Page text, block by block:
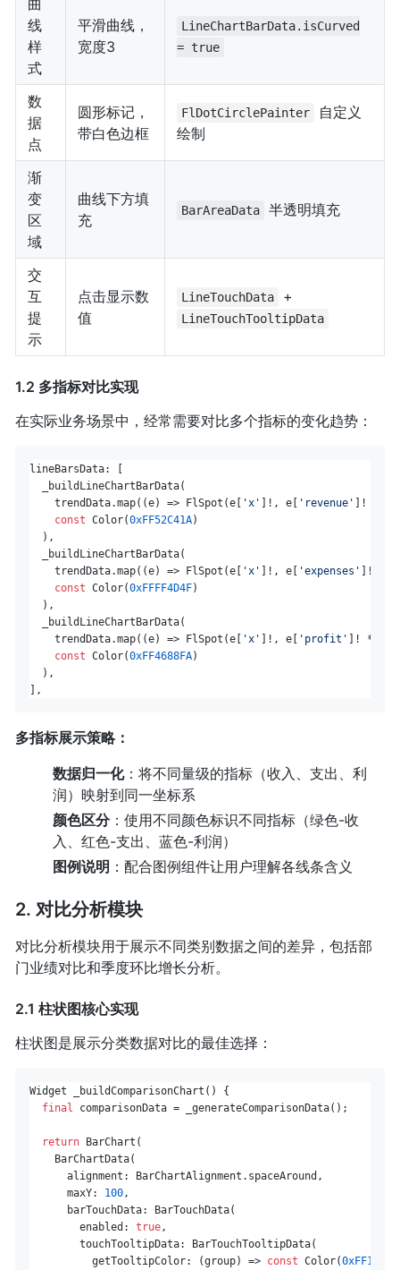
线
样
式
平滑曲线，
宽度3
LineChartBarData.isCurved
= true
数
据
点
圆形标记，
带白色边框
FlDotCirclePainter
自定义
绘制
渐
变
区
域
曲线下方填
充
BarAreaData 半透明填充
交
互
提
示
点击显示数
值
LineTouchData +
LineTouchTooltipData
1.2 多指标对比实现
在实际业务场景中，经常需要对比多个指标的变化趋势：
lineBarsData: [
  _buildLineChartBarData(
    trendData.map((e) => FlSpot(e[
'x' ]!, e[ 'revenue' ]! *
const Color(0xFF52C41A)
  ),
  _buildLineChartBarData(
    trendData.map((e) => FlSpot(e[
'x' ]!, e[ 'expenses' ]! *
const Color(0xFFFF4D4F)
  ),
  _buildLineChartBarData(
    trendData.map((e) => FlSpot(e[
'x' ]!, e[ 'profit' ]! *
const Color(0xFF4688FA)
  ),
多指标展示策略：
数据归一化：将不同量级的指标（收入、支出、利
润）映射到同一坐标系
颜色区分：使用不同颜色标识不同指标（绿色-收
入、红色-支出、蓝色-利润）
图例说明 ：配合图例组件让用户理解各线条含义
2. 对比分析模块
对比分析模块用于展示不同类别数据之间的差异，包括部
门业绩对比和季度环比增长分析。
2.1 柱状图核心实现
柱状图是展示分类数据对比的最佳选择：
Widget _buildComparisonChart() {
final comparisonData = _generateComparisonData();
return BarChart(
    BarChartData(
      alignment: BarChartAlignment.spaceAround,
      maxY:
100,
      barTouchData: BarTouchData(
        enabled:
true,
        touchTooltipData: BarTouchTooltipData(
          getTooltipColor: (group) =>
const Color(